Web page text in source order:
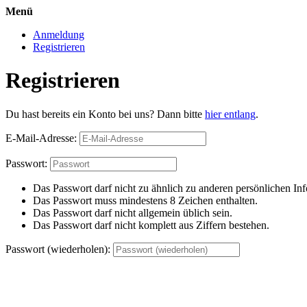
Menü
Anmeldung
Registrieren
Registrieren
Du hast bereits ein Konto bei uns? Dann bitte hier entlang.
E-Mail-Adresse:
Passwort:
Das Passwort darf nicht zu ähnlich zu anderen persönlichen
Das Passwort muss mindestens 8 Zeichen enthalten.
Das Passwort darf nicht allgemein üblich sein.
Das Passwort darf nicht komplett aus Ziffern bestehen.
Passwort (wiederholen):